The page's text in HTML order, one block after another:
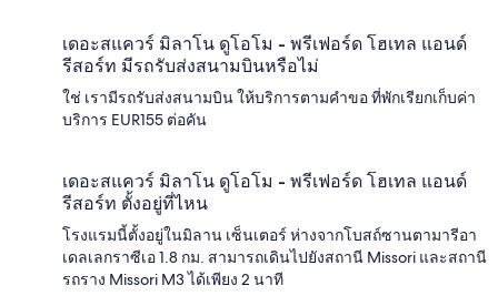
เดอะสแควร์ มิลาโน ดูโอโม - พรีเฟอร์ด โฮเทล แอนด์
รีสอร์ท มีรถรับส่งสนามบินหรือไม่
ใช่ เรามีรถรับส่งสนามบิน ให้บริการตามคำขอ ที่พักเรียกเก็บค่า
บริการ EUR155 ต่อคัน
เดอะสแควร์ มิลาโน ดูโอโม - พรีเฟอร์ด โฮเทล แอนด์
รีสอร์ท ตั้งอยู่ที่ไหน
โรงแรมนี้ตั้งอยู่ในมิลาน เซ็นเตอร์ ห่างจากโบสถ์ซานตามารีอา
เดลเลกราซีเอ 1.8 กม. สามารถเดินไปยังสถานี Missori และสถานี
รถราง Missori M3 ได้เพียง 2 นาที